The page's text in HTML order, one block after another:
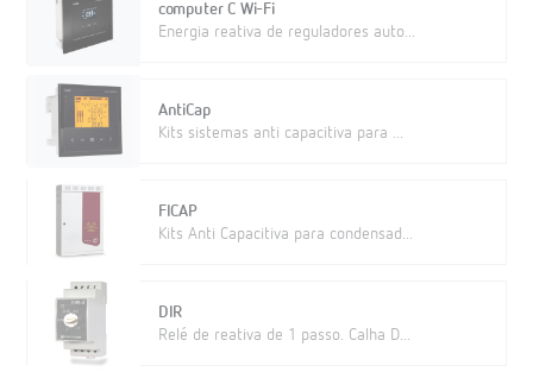
computer C Wi-Fi
Energia reativa de reguladores auto...
AntiCap
Kits sistemas anti capacitiva para ...
FICAP
Kits Anti Capacitiva para condensad...
DIR
Relé de reativa de 1 passo. Calha D...